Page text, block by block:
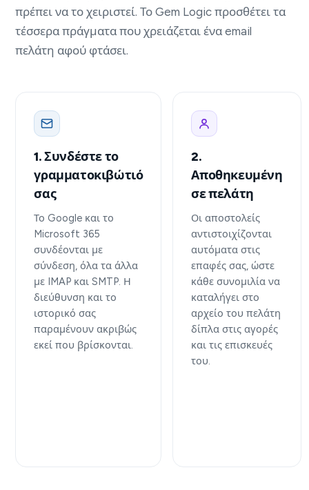
πρέπει να το χειριστεί. Το Gem Logic προσθέτει τα
τέσσερα πράγματα που χρειάζεται ένα email
πελάτη αφού φτάσει.
1. Συνδέστε το
γραμματοκιβώτιό
σας
Το Google και το
Microsoft 365
συνδέονται με
σύνδεση, όλα τα άλλα
με IMAP και SMTP. Η
διεύθυνση και το
ιστορικό σας
παραμένουν ακριβώς
εκεί που βρίσκονται.
2.
Αποθηκευμένη
σε πελάτη
Οι αποστολείς
αντιστοιχίζονται
αυτόματα στις
επαφές σας, ώστε
κάθε συνομιλία να
καταλήγει στο
αρχείο του πελάτη
δίπλα στις αγορές
και τις επισκευές
του.